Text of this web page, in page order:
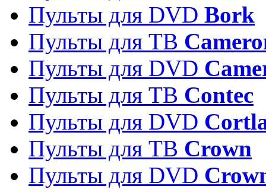
Пульты для DVD Bork
Пульты для ТВ
Пульты для DVD
Пульты для ТВ Contec
Пульты для DVD
Пульты для ТВ Crown
Пульты для DVD